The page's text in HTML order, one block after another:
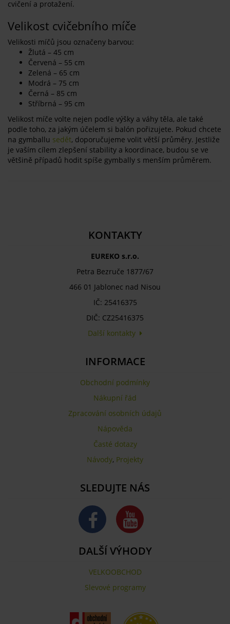
cvičení a protažení.
Velikost cvičebního míče
Velikosti míčů jsou označeny barvou:
Žlutá – 45 cm
Červená – 55 cm
Zelená – 65 cm
Modrá – 75 cm
Černá – 85 cm
Stříbrná – 95 cm
Velikost míče volte nejen podle výšky a váhy těla, ale také
podle toho, za jakým účelem si balón pořizujete. Pokud chcete
na gymballu sedět, doporučujeme volit větší průměry. Jestliže
je vaším cílem zlepšení stability a koordinace, budou se ve
většině případů hodit spíše gymbally s menším průměrem.
KONTAKTY
EUREKO s.r.o.
Petra Bezruče 1877/67
466 01 Jablonec nad Nisou
IČ: 25416375
DIČ: CZ25416375
Další kontakty
INFORMACE
Obchodní podmínky
Nákupní řád
Zpracování osobních údajů
Nápověda
Časté dotazy
Návody, Projekty
SLEDUJTE NÁS
DALŠÍ VÝHODY
VELKOOBCHOD
Slevové programy